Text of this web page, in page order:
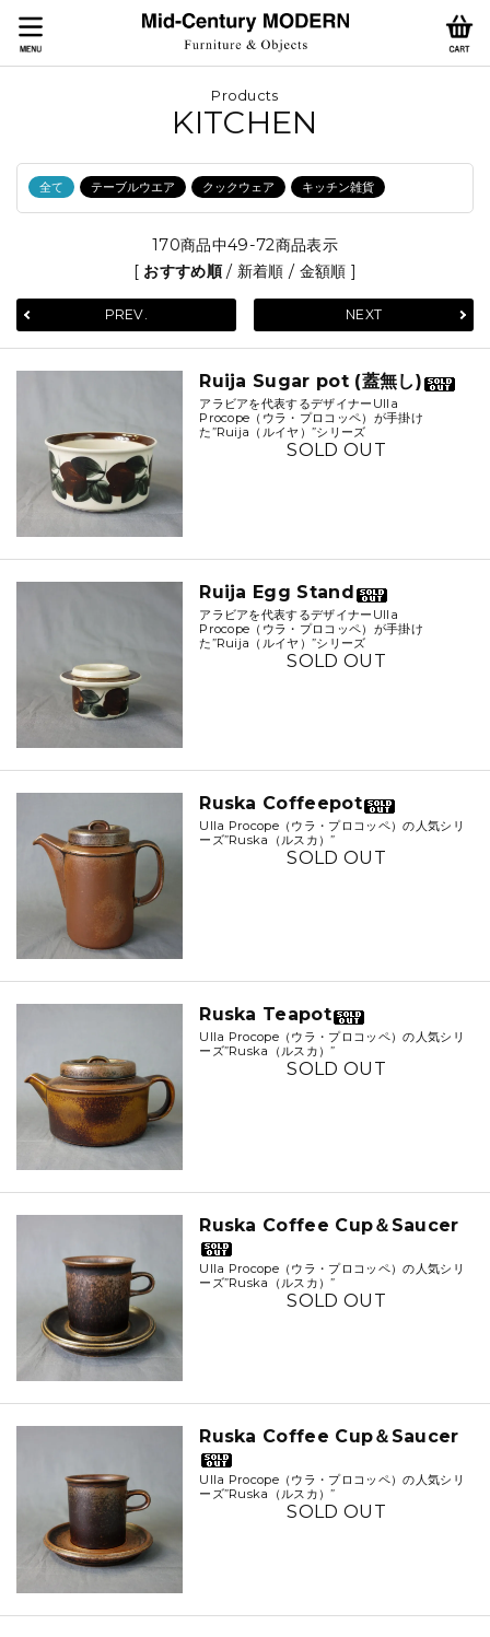
Products
KITCHEN
全て テーブルウエア クックウェア キッチン雑貨
170商品中49-72商品表示
[ おすすめ順/ 新着順 / 金額順 ]
PREV. NEXT
Ruija Sugar pot (蓋無し)
アラビアを代表するデザイナーUlla
Procope（ウラ・プロコッペ）が手掛け
た”Ruija（ルイヤ）”シリーズ
SOLD OUT
Ruija Egg Stand
アラビアを代表するデザイナーUlla
Procope（ウラ・プロコッペ）が手掛け
た”Ruija（ルイヤ）”シリーズ
SOLD OUT
Ruska Coffeepot
Ulla Procope（ウラ・プロコッペ）の人気シリ
ーズ”Ruska（ルスカ）”
SOLD OUT
Ruska Teapot
Ulla Procope（ウラ・プロコッペ）の人気シリ
ーズ”Ruska（ルスカ）”
SOLD OUT
Ruska Coffee Cup＆Saucer
Ulla Procope（ウラ・プロコッペ）の人気シリ
ーズ”Ruska（ルスカ）”
SOLD OUT
Ruska Coffee Cup＆Saucer
Ulla Procope（ウラ・プロコッペ）の人気シリ
ーズ”Ruska（ルスカ）”
SOLD OUT